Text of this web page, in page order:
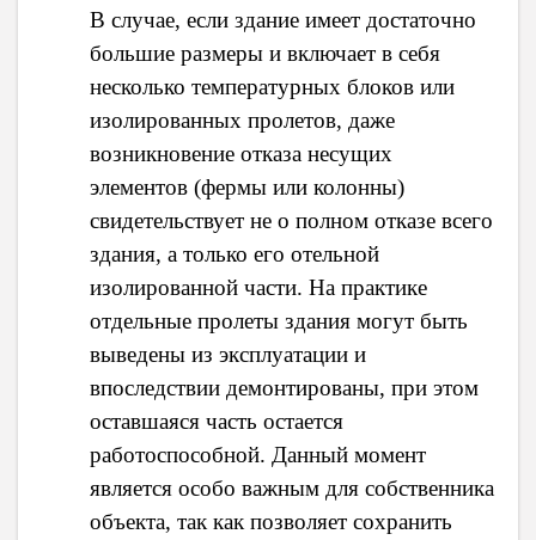
В случае, если здание имеет достаточно
большие размеры и включает в себя
несколько температурных блоков или
изолированных пролетов, даже
возникновение отказа несущих
элементов (фермы или колонны)
свидетельствует не о полном отказе всего
здания, а только его отельной
изолированной части. На практике
отдельные пролеты здания могут быть
выведены из эксплуатации и
впоследствии демонтированы, при этом
оставшаяся часть остается
работоспособной. Данный момент
является особо важным для собственника
объекта, так как позволяет сохранить